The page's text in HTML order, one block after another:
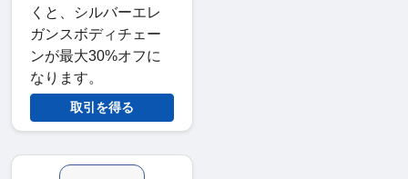
くと、シルバーエレ
ガンスボディチェー
ンが最大30%オフに
なります。
取引を得る